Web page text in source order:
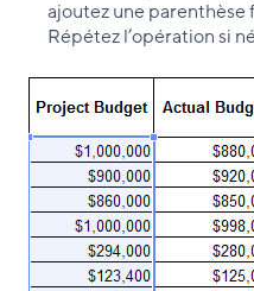
ajoutez une
Répétez l’opération si